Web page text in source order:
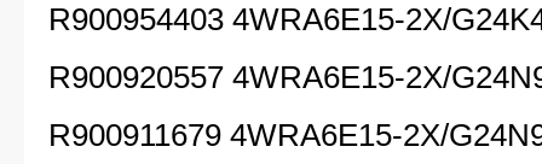
R900954403 4WRA6E15-2X/
R900920557 4WRA6E15-2X/
R900911679 4WRA6E15-2X/